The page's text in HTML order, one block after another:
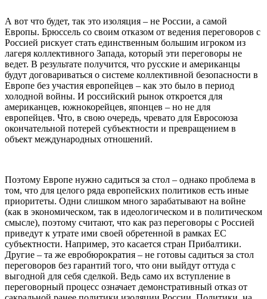
А вот что будет, так это изоляция – не России, а самой
Европы. Брюссель со своим отказом от ведения переговоров с
Россией рискует стать единственным большим игроком из
лагеря коллективного Запада, который эти переговоры не
ведет. В результате получится, что русские и американцы
будут договариваться о системе коллективной безопасности в
Европе без участия европейцев – как это было в период
холодной войны. И российский рынок откроется для
американцев, южнокорейцев, японцев – но не для
европейцев. Что, в свою очередь, чревато для Евросоюза
окончательной потерей субъектности и превращением в
объект международных отношений.
Поэтому Европе нужно садиться за стол – однако проблема в
том, что для целого ряда европейских политиков есть иные
приоритеты. Одни слишком много зарабатывают на войне
(как в экономическом, так в идеологическом и в политическом
смысле), поэтому считают, что как раз переговоры с Россией
приведут к утрате ими своей обретенной в рамках ЕС
субъектности. Например, это касается стран Прибалтики.
Другие – та же евробюрократия – не готовы садиться за стол
переговоров без гарантий того, что они выйдут оттуда с
выгодной для себя сделкой. Ведь само их вступление в
переговорный процесс означает демонстративный отказ от